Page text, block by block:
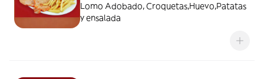
Lomo Adobado, Croquetas,Huevo,Patatas
y ensalada